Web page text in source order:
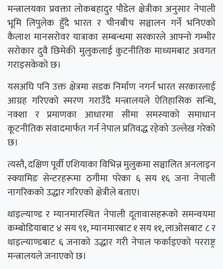
मन्त्रालयका प्रवक्ता लोकबहादुर पौडेल क्षेत्रीका अनुसार नेपाली
भूमि लिपुलेक हुँदै भारत र चीनबीच सञ्चालन गर्ने भनिएको
कैलाश मानसरोवर यात्राका सम्बन्धमा सरकारले आफ्नो गम्भीर
सरोकार दुवै छिमेकी मुलुकलाई कुटनीतिक माध्यमबाट अवगत
गराइसकेको छ।
यसअघि पनि उक्त क्षेत्रमा सडक निर्माण नगर्न भारत सरकारलाई
आग्रह गरिएको स्मरण गराउँदै मन्त्रालयले ऐतिहासिक सन्धि,
नक्शा र प्रमाणका आधारमा सीमा समस्याको समाधान
कूटनीतिक संवादमार्फत गर्न नेपाल प्रतिवद्ध रहेको उल्लेख गरेको
छ।
त्यस्तै, दक्षिण पूर्वी एशियाका विभिन्न मुलुकमा सञ्चालित अनलाइन
स्क्यामिङ सेन्टरहरूमा ठगीमा परेका ६ सय १६ जना नेपाली
नागरिकको उद्धार गरिएको क्षेत्रीले बताए।
थाइल्याण्ड र म्यानमारस्थित नेपाली दूतावासहरूको समन्वयमा
कम्बोडियाबाट ४ सय ९१, म्यानमारबाट १ सय ११, लाओसबाट ८ र
थाइल्याण्डबाट ६ जनाको उद्धार गरी नेपाल फर्काइएको परराष्ट्र
मन्त्रालयले जनाएको छ।